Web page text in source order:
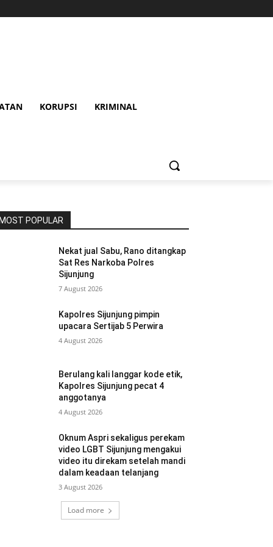
KORUPSI KRIMINAL
MOST POPULAR
Nekat jual Sabu, Rano ditangkap
Sat Res Narkoba Polres
Sijunjung
7 August 2026
Kapolres Sijunjung pimpin
upacara Sertijab 5 Perwira
4 August 2026
Berulang kali langgar kode etik,
Kapolres Sijunjung pecat 4
anggotanya
4 August 2026
Oknum Aspri sekaligus perekam
video LGBT Sijunjung mengakui
video itu direkam setelah mandi
dalam keadaan telanjang
3 August 2026
Load more